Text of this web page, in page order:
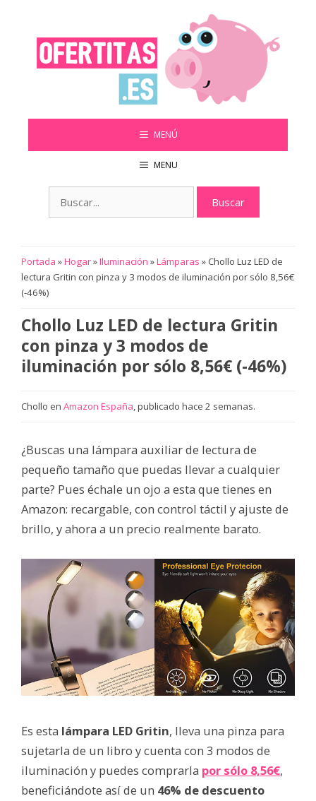
contenido
MENÚ
MENU
Portada »Hogar»Iluminación »Lámparas » Chollo Luz LED de
lectura Gritin con pinza y 3 modos de iluminación por sólo 8,56€
(-46%)
Chollo Luz LED de lectura Gritin
con pinza y 3 modos de
iluminación por sólo 8,56€ (-46%)
Chollo en Amazon España, publicado hace 2 semanas.
¿Buscas una lámpara auxiliar de lectura de
pequeño tamaño que puedas llevar a cualquier
parte? Pues échale un ojo a esta que tienes en
Amazon: recargable, con control táctil y ajuste de
brillo, y ahora a un precio realmente barato.
Es esta lámpara LED Gritin, lleva una pinza para
sujetarla de un libro y cuenta con 3 modos de
iluminación y puedes comprarla por sólo 8,56€,
beneficiándote así de un 46% de descuento